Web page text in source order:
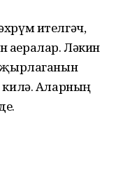
ителгәч,
аералар. Ләкин
җырлаганын
килә. Аларның